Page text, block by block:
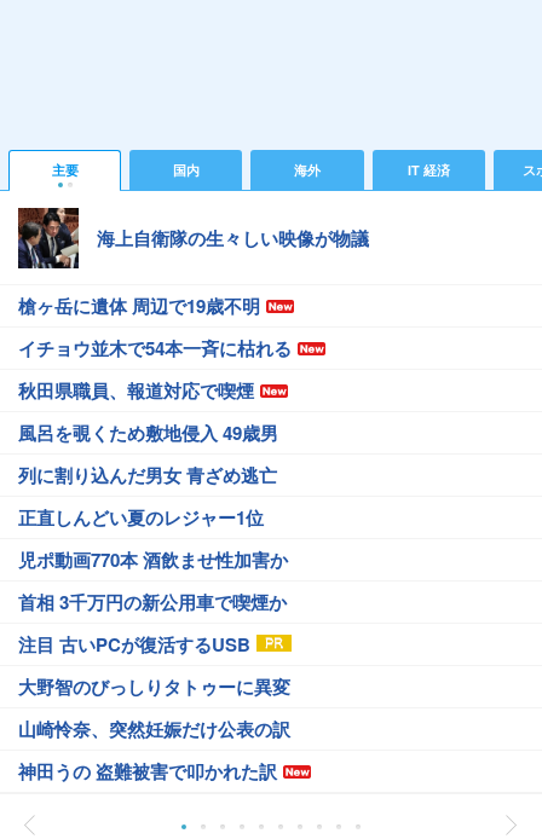
主要 国内 海外 IT 経済 ス
海上自衛隊の生々しい映像が物議
槍ヶ岳に遺体 周辺で19歳不明
イチョウ並木で54本一斉に枯れる
秋田県職員、報道対応で喫煙
風呂を覗くため敷地侵入 49歳男
列に割り込んだ男女 青ざめ逃亡
正直しんどい夏のレジャー1位
児ポ動画770本 酒飲ませ性加害か
首相 3千万円の新公用車で喫煙か
注目 古いPCが復活するUSB
大野智のびっしりタトゥーに異変
山崎怜奈、突然妊娠だけ公表の訳
神田うの 盗難被害で叩かれた訳